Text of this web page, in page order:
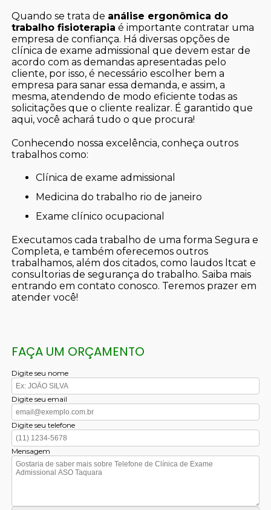
Quando se trata de análise ergonômica do
trabalho fisioterapia é importante contratar uma
empresa de confiança. Há diversas opções de
clínica de exame admissional que devem estar de
acordo com as demandas apresentadas pelo
cliente, por isso, é necessário escolher bem a
empresa para sanar essa demanda, e assim, a
mesma, atendendo de modo eficiente todas as
solicitações que o cliente realizar. É garantido que
aqui, você achará tudo o que procura!
Conhecendo nossa excelência, conheça outros
trabalhos como:
clínica de exame admissional
medicina do trabalho rio de janeiro
exame clínico ocupacional
Executamos cada trabalho de uma forma Segura e
Completa, e também oferecemos outros
trabalhamos, além dos citados, como laudos ltcat e
consultorias de segurança do trabalho. Saiba mais
entrando em contato conosco. Teremos prazer em
atender você!
FAÇA UM ORÇAMENTO
Digite seu nome
Digite seu email
Digite seu telefone
Mensagem